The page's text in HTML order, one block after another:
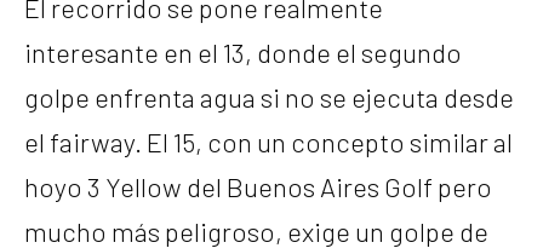
El recorrido se pone realmente
interesante en el 13, donde el segundo
golpe enfrenta agua si no se ejecuta desde
el fairway. El 15, con un concepto similar al
hoyo 3 Yellow del Buenos Aires Golf pero
mucho más peligroso, exige un golpe de